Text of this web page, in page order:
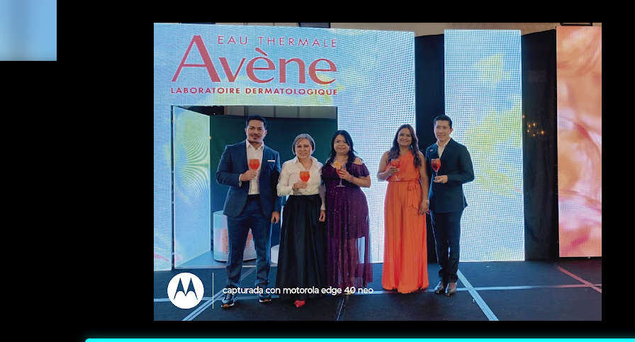
con funciones inteligentes avanzadas para capturar imágenes profesionales desde cualquier ángulo. • Modo
Camcorder: La función “Zoom Inteligente” (Rotate to zoom en inglés) permite emular el agarre de una
retro al plegar el teléfono a 90°, facilitando el control del zoom digital con ...